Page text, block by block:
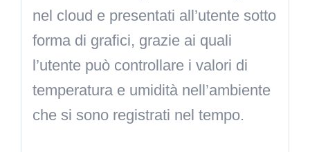
nel cloud e presentati all’utente sotto
forma di grafici, grazie ai quali
l’utente può controllare i valori di
temperatura e umidità nell’ambiente
che si sono registrati nel tempo.